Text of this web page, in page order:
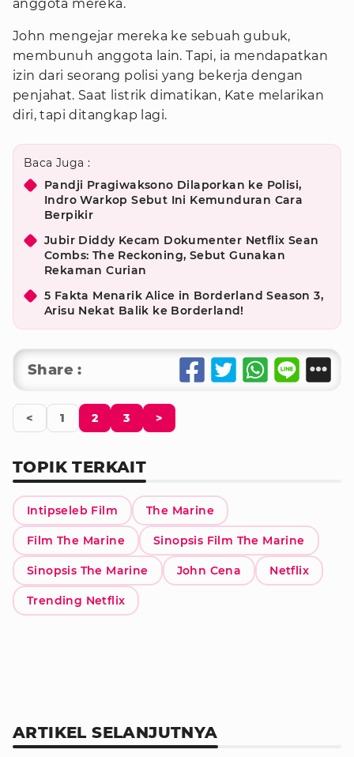
anggota mereka.
John mengejar mereka ke sebuah gubuk,
membunuh anggota lain. Tapi, ia mendapatkan
izin dari seorang polisi yang bekerja dengan
penjahat. Saat listrik dimatikan, Kate melarikan
diri, tapi ditangkap lagi.
Baca Juga :
Pandji Pragiwaksono Dilaporkan ke Polisi,
Indro Warkop Sebut Ini Kemunduran Cara
Berpikir
Jubir Diddy Kecam Dokumenter Netflix Sean
Combs: The Reckoning, Sebut Gunakan
Rekaman Curian
5 Fakta Menarik Alice in Borderland Season 3,
Arisu Nekat Balik ke Borderland!
Share :
< 1 2 3 >
TOPIK TERKAIT
Intipseleb Film The Marine
Film The Marine Sinopsis Film The Marine
Sinopsis The Marine John Cena Netflix
Trending Netflix
ARTIKEL SELANJUTNYA